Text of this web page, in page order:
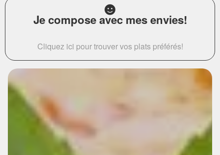
Je compose avec mes envies!
Cliquez ici pour trouver vos plats préférés!